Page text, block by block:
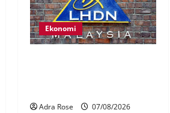
Ekonomi
Adra Rose 07/08/2026